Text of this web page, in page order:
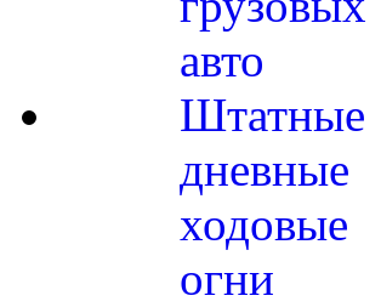
авто
Штатные
дневные
ходовые
огни